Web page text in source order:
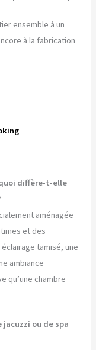
ensemble à un
à la fabrication
quoi diffère-t-elle
aménagée
et des
tamisé, une
ambiance
qu’une chambre
ou de spa